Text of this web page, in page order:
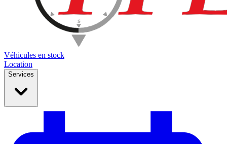
Véhicules en stock
Location
Services